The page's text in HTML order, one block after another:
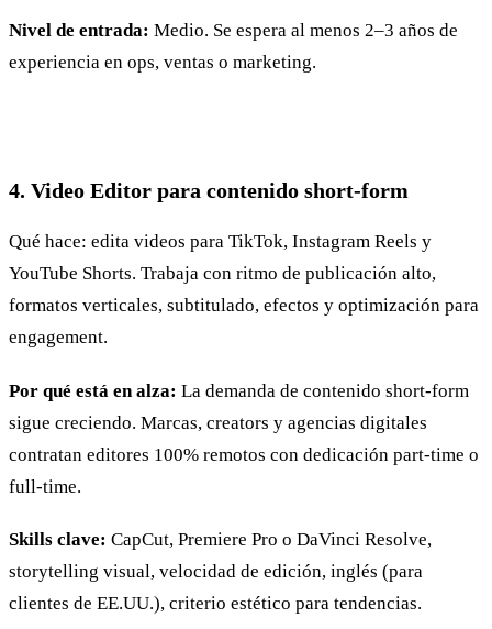
Nivel de entrada: Medio. Se espera al menos 2–3 años de
experiencia en ops, ventas o marketing.
4. Video Editor para contenido short-form
Qué hace: edita videos para TikTok, Instagram Reels y
YouTube Shorts. Trabaja con ritmo de publicación alto,
formatos verticales, subtitulado, efectos y optimización para
engagement.
Por qué está en alza: La demanda de contenido short-form
sigue creciendo. Marcas, creators y agencias digitales
contratan editores 100% remotos con dedicación part-time o
full-time.
Skills clave: CapCut, Premiere Pro o DaVinci Resolve,
storytelling visual, velocidad de edición, inglés (para
clientes de EE.UU.), criterio estético para tendencias.